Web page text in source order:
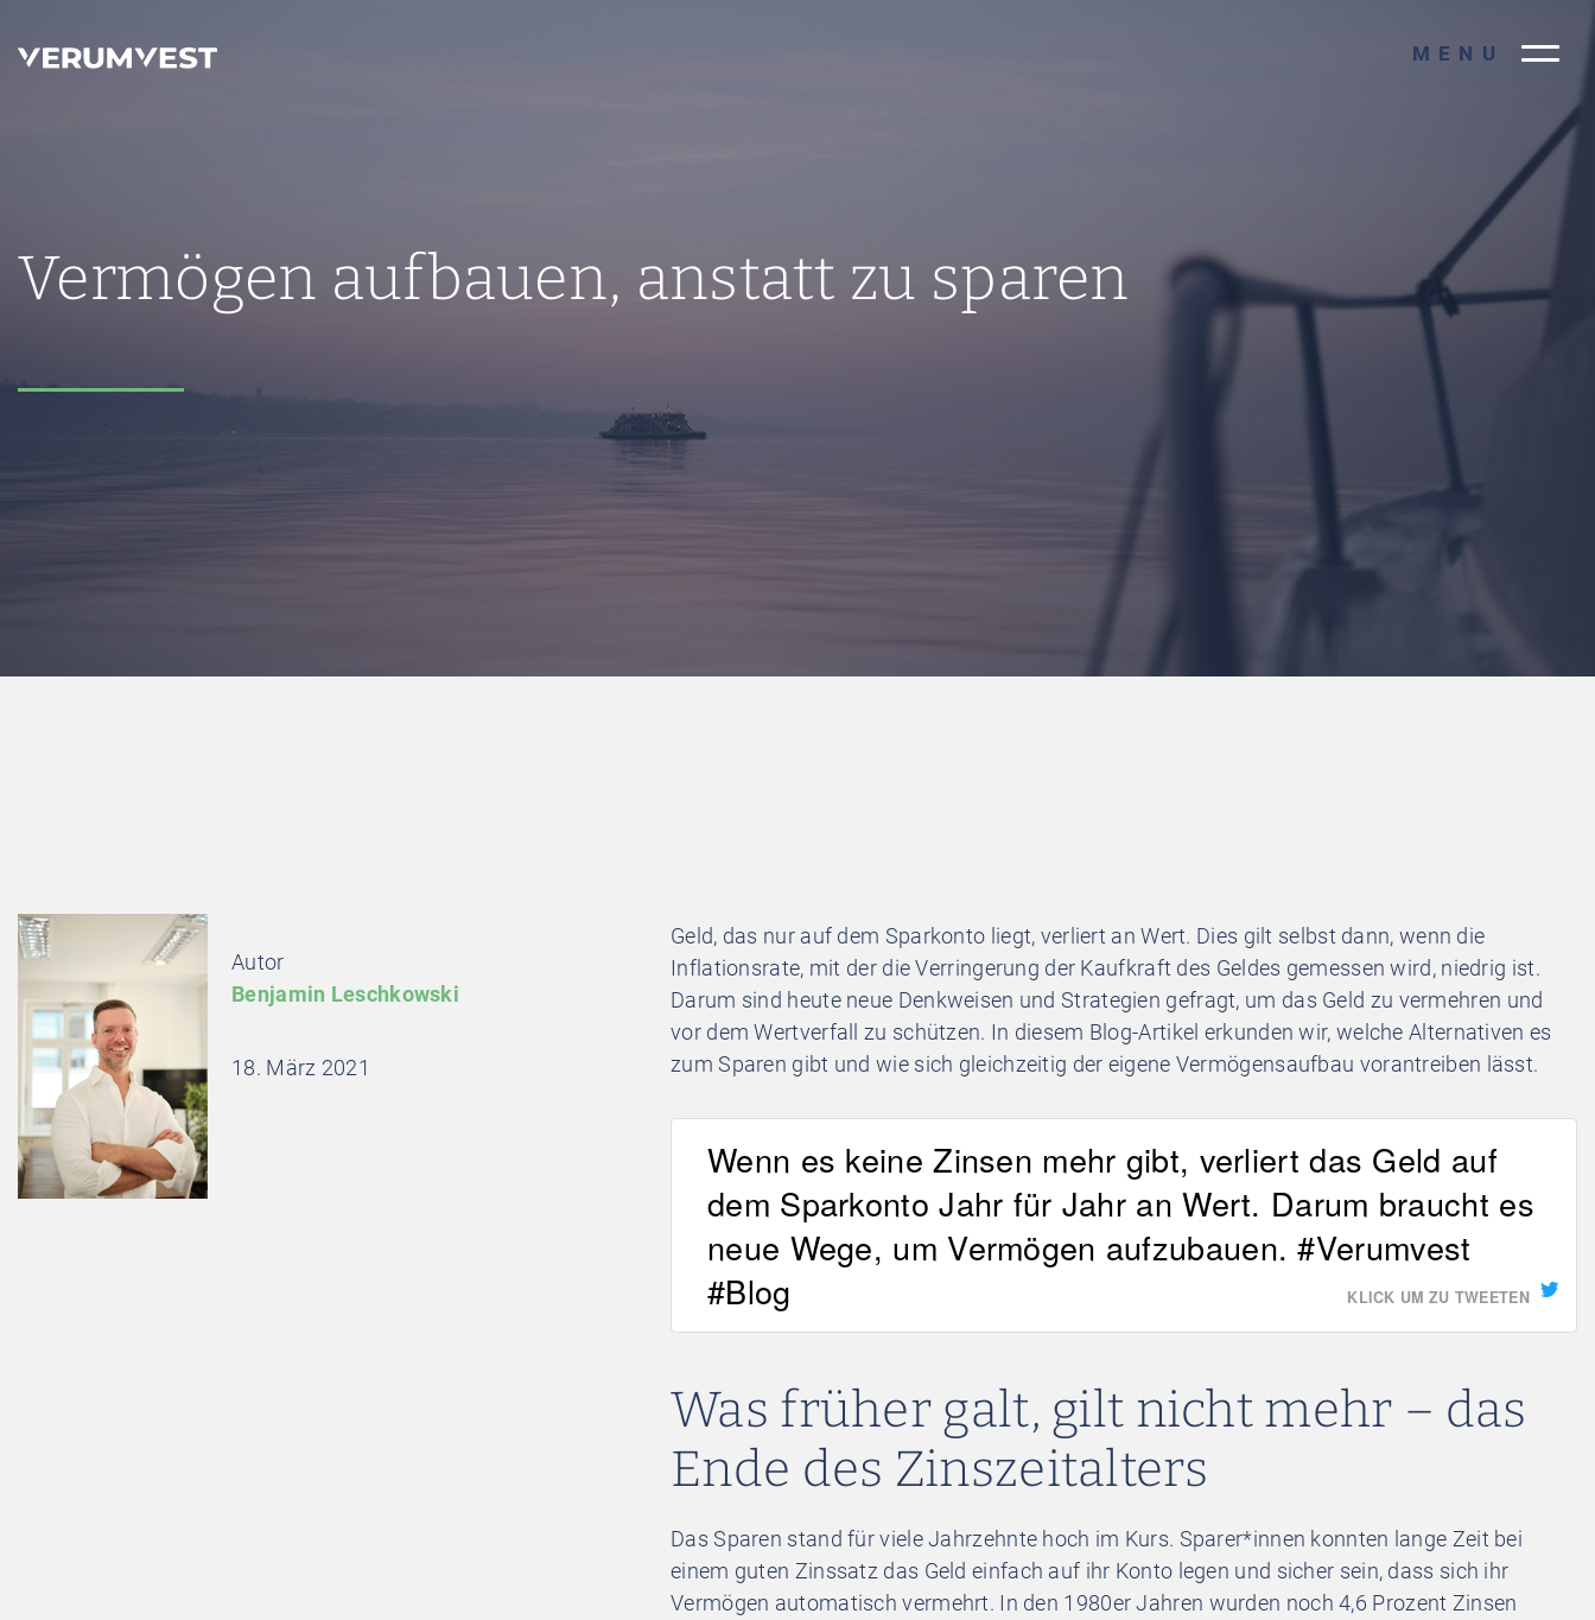
MENU
Vermögen aufbauen, anstatt zu sparen
Autor
Benjamin Leschkowski
18. März 2021
Geld, das nur auf dem Sparkonto liegt, verliert an Wert. Dies gilt selbst dann, wenn die
Inflationsrate, mit der die Verringerung der Kaufkraft des Geldes gemessen wird, niedrig ist.
Darum sind heute neue Denkweisen und Strategien gefragt, um das Geld zu vermehren und
vor dem Wertverfall zu schützen. In diesem Blog-Artikel erkunden wir, welche Alternativen es
zum Sparen gibt und wie sich gleichzeitig der eigene Vermögensaufbau vorantreiben lässt.
Wenn es keine Zinsen mehr gibt, verliert das Geld auf
dem Sparkonto Jahr für Jahr an Wert. Darum braucht es
neue Wege, um Vermögen aufzubauen. #Verumvest
#Blog
KLICK UM ZU TWEETEN
Was früher galt, gilt nicht mehr – das
Ende des Zinszeitalters
Das Sparen stand für viele Jahrzehnte hoch im Kurs. Sparer*innen konnten lange Zeit bei
einem guten Zinssatz das Geld einfach auf ihr Konto legen und sicher sein, dass sich ihr
Vermögen automatisch vermehrt. In den 1980er Jahren wurden noch 4,6 Prozent Zinsen